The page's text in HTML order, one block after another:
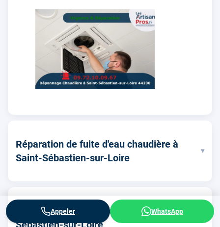
Réparation de fuite d'eau chaudière à
Saint-Sébastien-sur-Loire
▾
Réparation de Chauffe-eau Saint-
Sébastien-sur-Loire
Appeler WhatsApp